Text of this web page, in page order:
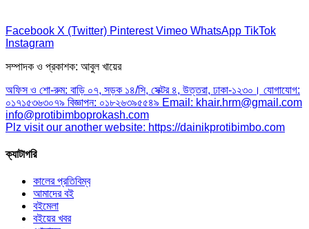
Facebook X (Twitter) Pinterest Vimeo WhatsApp TikTok
Instagram
সম্পাদক ও প্রকাশক: আবুল খায়ের
অফিস ও শো-রুম: বাড়ি ০৭, সড়ক ১৪/সি, সেক্টর ৪, উত্তরা, ঢাকা-১২৩০। যোগাযোগ:
০১৭১৫৩৬৩০৭৯ বিজ্ঞাপন: ০১৮২৬৩৯৫৫৪৯ Email: khair.hrm@gmail.com
info@protibimboprokash.com
Plz visit our another website: https://dainikprotibimbo.com
ক্যাটাগরি
কালের প্রতিবিম্ব
আমাদের বই
বইমেলা
বইয়ের খবর